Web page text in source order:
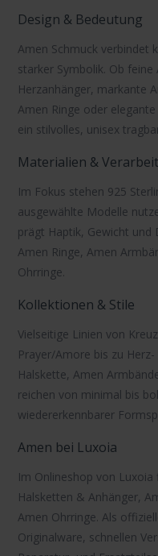
Design & Bedeutung
Amen Schmuck verbindet
starker Symbolik. Ob feine
Herzanhänger, markante
Amen Ringe oder
ein stilvolles, unisex
Materialien &
Im Fokus stehen 925
ausgewählte Modelle
prägt Haptik, Gewicht und
Amen Ringe,Amen
Ohrringe.
Kollektionen & Stile
Vielseitige Linien von
Prayer/Amore bis zu
Halskette,Amen
reichen von minimal bis
wiedererkennbarer
Amen bei Luxoia
Im Onlineshop von
Halsketten & Anhänger,
Amen Ohrringe. Als
Originalware, schnellen